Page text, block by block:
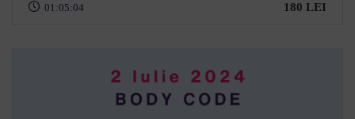
01:05:04 180 LEI